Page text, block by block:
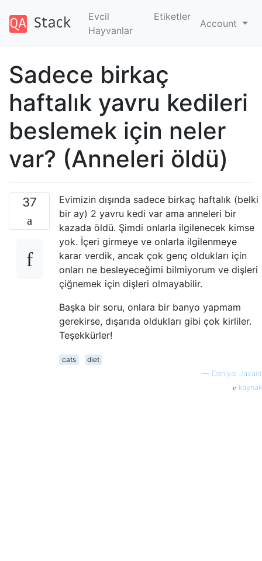
Evcil
Hayvanlar
Etiketler
Account
Sadece birkaç
haftalık yavru kedileri
beslemek için neler
var? (Anneleri öldü)
37
Evimizin dışında sadece birkaç haftalık (belki
bir ay) 2 yavru kedi var ama anneleri bir
kazada öldü. Şimdi onlarla ilgilenecek kimse
yok. İçeri girmeye ve onlarla ilgilenmeye
karar verdik, ancak çok genç oldukları için
onları ne besleyeceğimi bilmiyorum ve dişleri
çiğnemek için dişleri olmayabilir.
Başka bir soru, onlara bir banyo yapmam
gerekirse, dışarıda oldukları gibi çok kirliler.
Teşekkürler!
cats
diet
— Daniyal Javaid
kaynak